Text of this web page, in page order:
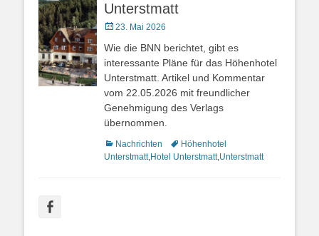
Unterstmatt
Veröffentlicht
23. Mai 2026
Wie die BNN berichtet, gibt es
interessante Pläne für das Höhenhotel
Unterstmatt. Artikel und Kommentar
vom 22.05.2026 mit freundlicher
Genehmigung des Verlags
übernommen.
Kategorien
Nachrichten Schlagworte
Höhenhotel
Unterstmatt,Hotel Unterstmatt,Unterstmatt